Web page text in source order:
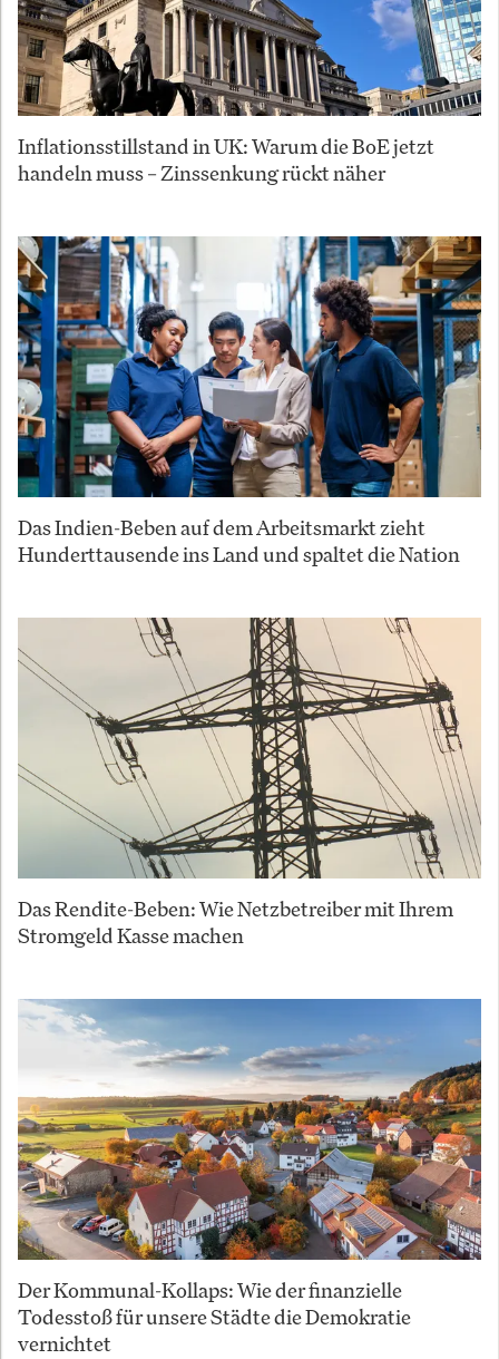
Inflationsstillstand in UK: Warum die BoE jetzt
handeln muss – Zinssenkung rückt näher
Das Indien-Beben auf dem Arbeitsmarkt zieht
Hunderttausende ins Land und spaltet die Nation
Das Rendite-Beben: Wie Netzbetreiber mit Ihrem
Stromgeld Kasse machen
Der Kommunal-Kollaps: Wie der finanzielle
Todesstoß für unsere Städte die Demokratie
vernichtet